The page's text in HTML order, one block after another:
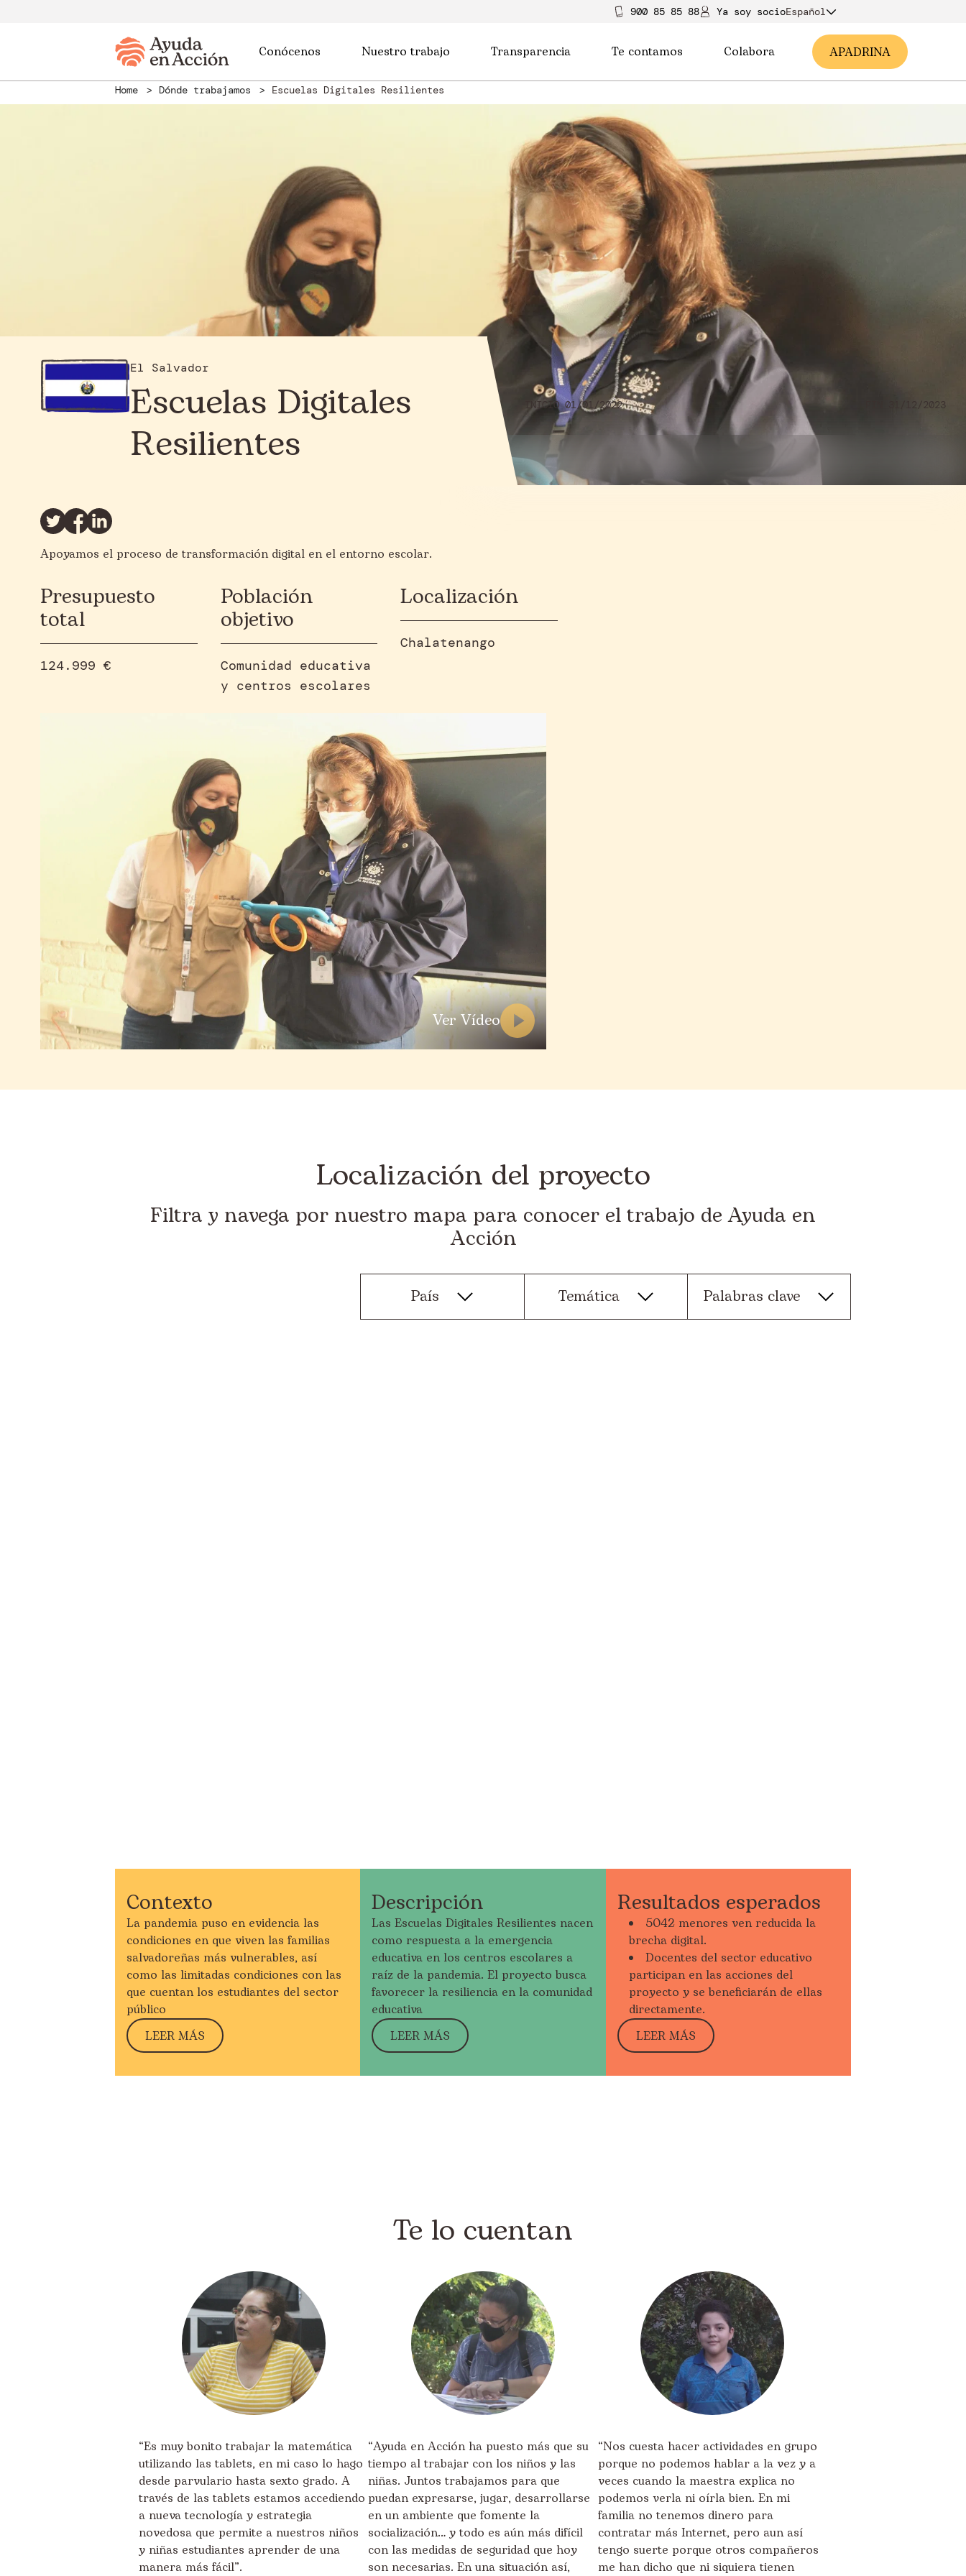
900 85 85 88 Ya soy socioEspañol
Conócenos Nuestro trabajo Transparencia Te contamos Colabora APADRINA
Home Dónde trabajamos Escuelas Digitales Resilientes
El Salvador
Escuelas Digitales
Resilientes
INICIO 01/01/2022 FIN 31/12/2023
Apoyamos el proceso de transformación digital en el entorno escolar.
Presupuesto
total
124.999 €
Población
objetivo
Comunidad educativa
y centros escolares
Localización
Chalatenango
Ver Vídeo
Localización del proyecto
Filtra y navega por nuestro mapa para conocer el trabajo de Ayuda en
Acción
País Temática Palabras clave
Contexto
La pandemia puso en evidencia las
condiciones en que viven las familias
salvadoreñas más vulnerables, así
como las limitadas condiciones con las
que cuentan los estudiantes del sector
público
LEER MÁS
Descripción
Las Escuelas Digitales Resilientes nacen
como respuesta a la emergencia
educativa en los centros escolares a
raíz de la pandemia. El proyecto busca
favorecer la resiliencia en la comunidad
educativa
LEER MÁS
Resultados esperados
5042 menores ven reducida la
brecha digital.
Docentes del sector educativo
participan en las acciones del
proyecto y se beneficiarán de ellas
directamente.
LEER MÁS
Te lo cuentan
“Es muy bonito trabajar la matemática
utilizando las tablets, en mi caso lo hago
desde parvulario hasta sexto grado. A
través de las tablets estamos accediendo
a nueva tecnología y estrategia
novedosa que permite a nuestros niños
y niñas estudiantes aprender de una
manera más fácil”.
“Ayuda en Acción ha puesto más que su
tiempo al trabajar con los niños y las
niñas. Juntos trabajamos para que
puedan expresarse, jugar, desarrollarse
en un ambiente que fomente la
socialización… y todo es aún más difícil
con las medidas de seguridad que hoy
son necesarias. En una situación así,
“Nos cuesta hacer actividades en grupo
porque no podemos hablar a la vez y a
veces cuando la maestra explica no
podemos verla ni oírla bien. En mi
familia no tenemos dinero para
contratar más Internet, pero aun así
tengo suerte porque otros compañeros
me han dicho que ni siquiera tienen